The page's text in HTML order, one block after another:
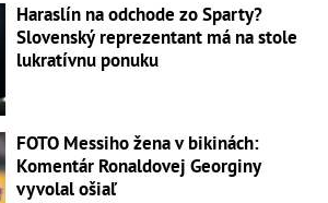
Haraslín na odchode zo Sparty?
Slovenský reprezentant má na stole
lukratívnu ponuku
FOTO Messiho žena v bikinách:
Komentár Ronaldovej Georginy
vyvolal ošiaľ